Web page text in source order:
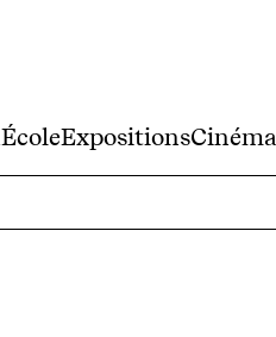
ÉcoleExpositionsCinéma